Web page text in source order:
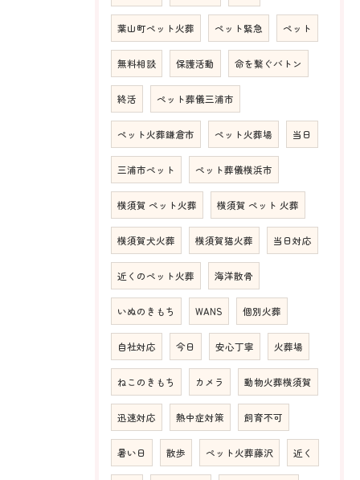
葉山町ペット火葬 ペット緊急 ペット
無料相談 保護活動 命を繋ぐバトン
終活 ペット葬儀三浦市
ペット火葬鎌倉市 ペット火葬場 当日
三浦市ペット ペット葬儀横浜市
横須賀 ペット火葬 横須賀 ペット 火葬
横須賀犬火葬 横須賀猫火葬 当日対応
近くのペット火葬 海洋散骨
いぬのきもち WANS 個別火葬
自社対応 今日 安心丁寧 火葬場
ねこのきもち カメラ 動物火葬横須賀
迅速対応 熱中症対策 飼育不可
暑い日 散歩 ペット火葬藤沢 近く